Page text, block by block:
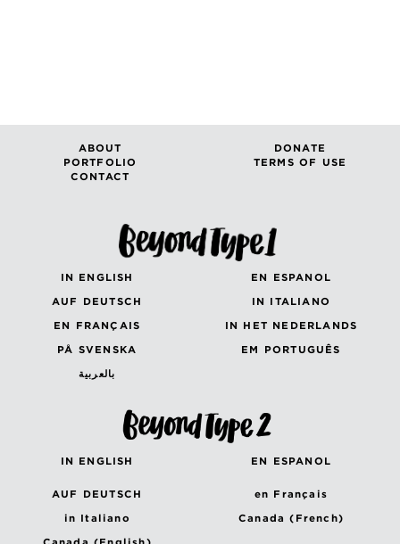
ABOUT
DONATE
PORTFOLIO
TERMS OF USE
CONTACT
IN ENGLISH
EN ESPANOL
AUF DEUTSCH
IN ITALIANO
EN FRANÇAIS
IN HET NEDERLANDS
PÅ SVENSKA
EM PORTUGUÊS
بالعربية
IN ENGLISH EN ESPANOL
AUF DEUTSCH
en Français
in Italiano
Canada (French)